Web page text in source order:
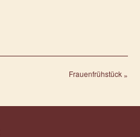
Frauenfrühstück